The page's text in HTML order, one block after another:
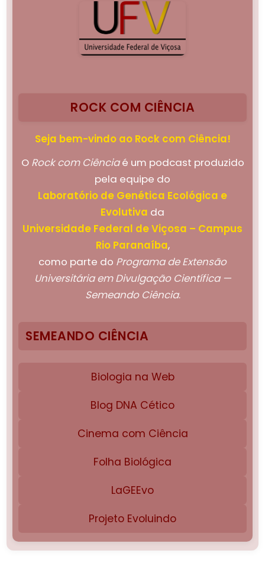
ROCK COM CIÊNCIA
Seja bem-vindo ao Rock com Ciência!
O Rock com Ciênciaé um podcast produzido
pela equipe do
Laboratório de Genética Ecológica e
Evolutiva da
Universidade Federal de Viçosa – Campus
Rio Paranaíba,
como parte do Programa de Extensão
Universitária em Divulgação Científica —
Semeando Ciência.
SEMEANDO CIÊNCIA
Biologia na Web
Blog DNA Cético
Cinema com Ciência
Folha Biológica
LaGEEvo
Projeto Evoluindo